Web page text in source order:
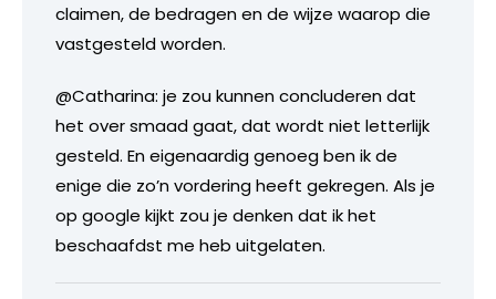
claimen, de bedragen en de wijze waarop die
vastgesteld worden.
@Catharina: je zou kunnen concluderen dat
het over smaad gaat, dat wordt niet letterlijk
gesteld. En eigenaardig genoeg ben ik de
enige die zo’n vordering heeft gekregen. Als je
op google kijkt zou je denken dat ik het
beschaafdst me heb uitgelaten.